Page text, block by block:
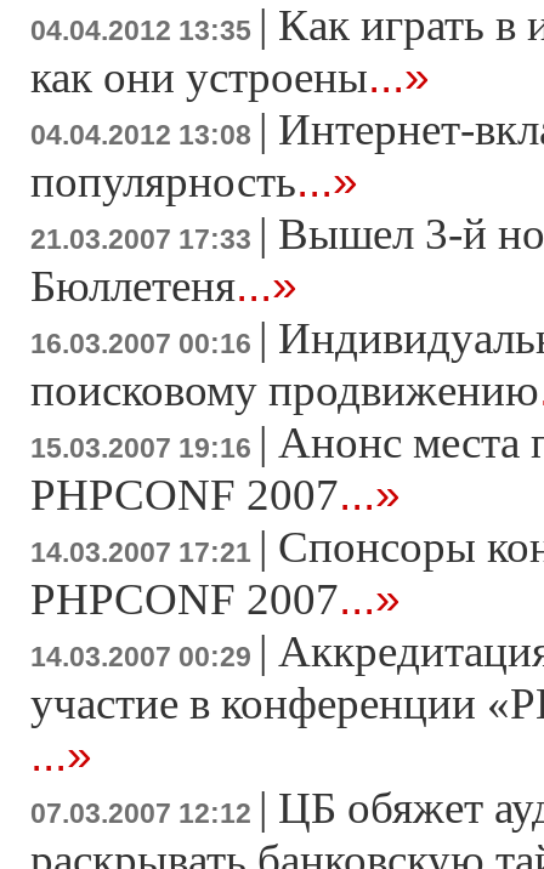
04.04.2012 13:35 | Как играть в
как они устроены...»
04.04.2012 13:08 | Интернет-
популярность...»
21.03.2007 17:33 | Вышел 3-й
Бюллетеня...»
16.03.2007 00:16 |
поисковому продвижению
15.03.2007 19:16 | Анонс места
PHPCONF 2007...»
14.03.2007 17:21 | Спонсоры
PHPCONF 2007...»
14.03.2007 00:29 |
участие в конференции
...»
07.03.2007 12:12 | ЦБ обяжет